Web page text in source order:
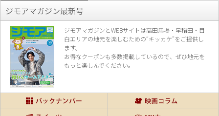
ジモアマガジン最新号
ジモアマガジンとWEBサイトは高田馬場・早稲田・目
白エリアの地元を楽しむための“キッカケ”をご提供し
ます。
お得なクーポンも多数掲載しているので、 ぜひ地元を
もっと楽しんでください。